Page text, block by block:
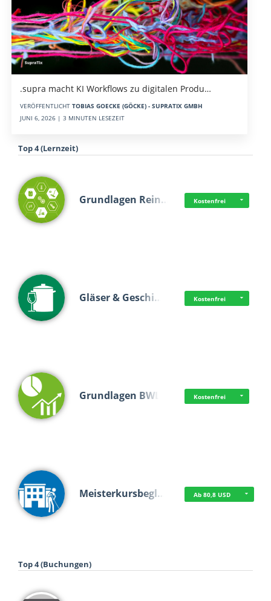
.supra macht KI Workflows zu digitalen Produ…
VERÖFFENTLICHT TOBIAS GOECKE (GÖCKE) - SUPRATIX GMBH
JUNI 6, 2026 | 3 MINUTEN LESEZEIT
Top 4 (Lernzeit)
Grundlagen Rein… Kostenfrei
Gläser & Geschi… Kostenfrei
Grundlagen BWL Kostenfrei
Meisterkursbegl… Ab 80,8 USD
Top 4 (Buchungen)